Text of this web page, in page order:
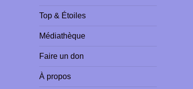
Top & Étoiles
Médiathèque
Faire un don
À propos